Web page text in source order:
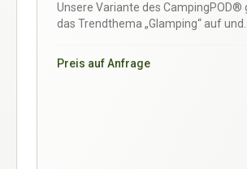
Unsere Variante des CampingPOD®
das Trendthema „Glamping“ auf und
Preis auf Anfrage